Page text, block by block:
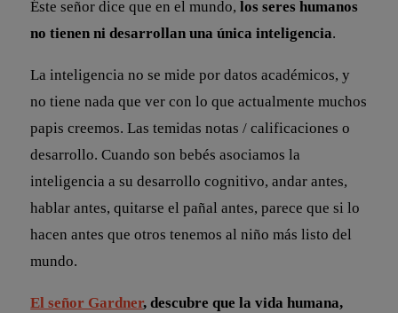
Éste señor dice que en el mundo,los seres humanos
no tienen ni desarrollan una única inteligencia.
La inteligencia no se mide por datos académicos, y
no tiene nada que ver con lo que actualmente muchos
papis creemos. Las temidas notas / calificaciones o
desarrollo. Cuando son bebés asociamos la
inteligencia a su desarrollo cognitivo, andar antes,
hablar antes, quitarse el pañal antes, parece que si lo
hacen antes que otros tenemos al niño más listo del
mundo.
El señor Gardner, descubre que la vida humana,